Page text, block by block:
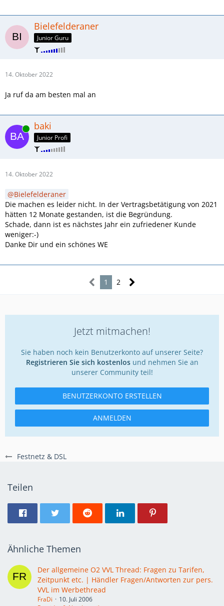
Festnetz & DSL
Bielefelderaner
Junior Guru
14. Oktober 2022
Ja ruf da am besten mal an
Online baki
Junior Profi
14. Oktober 2022
Bielefelderaner
Die machen es leider nicht. In der Vertragsbetätigung von 2021
hätten 12 Monate gestanden, ist die Begründung.
Schade, dann ist es nächstes Jahr ein zufriedener Kunde
weniger:-)
Danke Dir und ein schönes WE
1 2
Jetzt mitmachen!
Sie haben noch kein Benutzerkonto auf unserer Seite?
Registrieren Sie sich kostenlosund nehmen Sie an
unserer Community teil!
BENUTZERKONTO ERSTELLEN
ANMELDEN
Teilen
Ähnliche Themen
Der allgemeine O2 VVL Thread: Fragen zu Tarifen,
Zeitpunkt etc. | Händler Fragen/Antworten zur pers.
VVL im Werbethread
FraDi
10. Juli 2006